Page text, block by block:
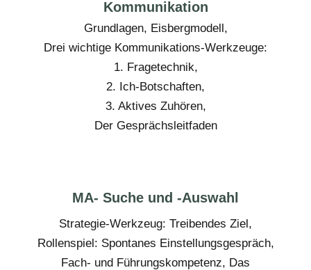
Kommunikation
Grundlagen, Eisbergmodell,
Drei wichtige Kommunikations-Werkzeuge:
1. Fragetechnik,
2. Ich-Botschaften,
3. Aktives Zuhören,
Der Gesprächsleitfaden
MA- Suche und -Auswahl
Strategie-Werkzeug: Treibendes Ziel,
Rollenspiel: Spontanes Einstellungsgespräch,
Fach- und Führungskompetenz, Das